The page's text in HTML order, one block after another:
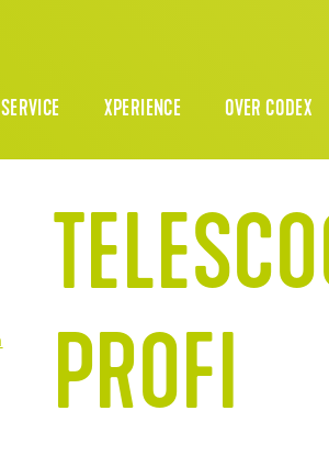
SERVICE XPERIENCE OVER CODEX
PROFI